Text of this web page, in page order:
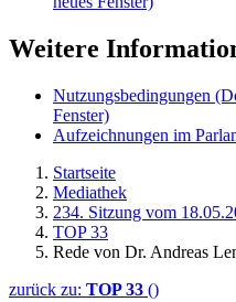
Weitere
Nutzungsbedingungen
Fenster)
Aufzeichnungen im
Startseite
Mediathek
234. Sitzung vom
TOP 33
Rede von Dr. Andreas
zurück zu: TOP 33 ()